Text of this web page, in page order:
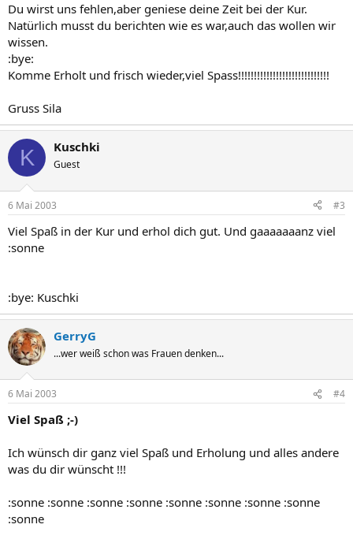
Du wirst uns fehlen,aber geniese deine Zeit bei der Kur.
Natürlich musst du berichten wie es war,auch das wollen wir
wissen.
:bye:
Komme Erholt und frisch wieder,viel Spass!!!!!!!!!!!!!!!!!!!!!!!!!!!!!
Gruss Sila
K Kuschki
Guest
6 Mai 2003 #3
Viel Spaß in der Kur und erhol dich gut. Und gaaaaaaanz viel
:sonne
:bye: Kuschki
GerryG
...wer weiß schon was Frauen denken...
6 Mai 2003 #4
Viel Spaß ;-)
Ich wünsch dir ganz viel Spaß und Erholung und alles andere
was du dir wünscht !!!
:sonne :sonne :sonne :sonne :sonne :sonne :sonne :sonne
:sonne